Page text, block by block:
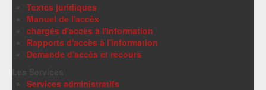
Textes juridiques
Manuel de l'accès
chargés d'accès à l'information
Rapports d'accès à l'information
Demande d'accès et recours
Services administratifs